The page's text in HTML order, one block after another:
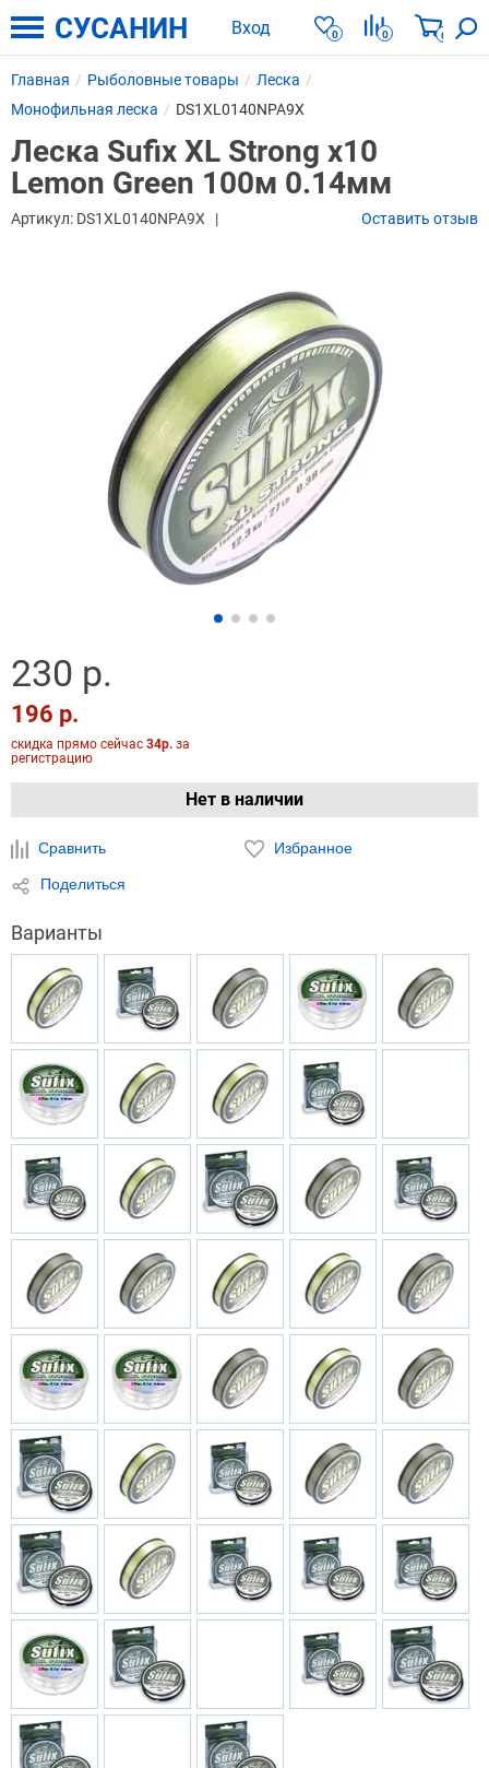
Вход 0 0 0
СУСАНИН
Главная Рыболовные товары
Леска
Монофильная леска
DS1XL0140NPA9X
Леска Sufix XL Strong x10
Lemon Green 100м 0.14мм
Артикул: DS1XL0140NPA9X Оставить отзыв
230 р.
196 р.
скидка прямо сейчас 34р. за
регистрацию
Нет в наличии
Сравнить Избранное
Поделиться
Варианты